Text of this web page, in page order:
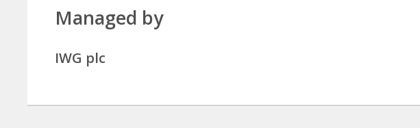
Managed by
IWG plc